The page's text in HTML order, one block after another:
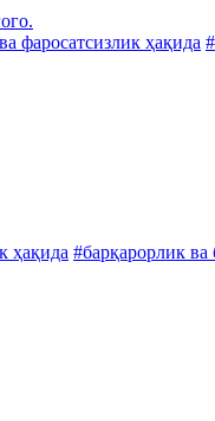
фаросатсизлик ҳақида
ҳақида #барқарорлик ва